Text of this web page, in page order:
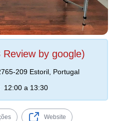
Review by google)
209 Estoril, Portugal
12:00 a 13:30
Website